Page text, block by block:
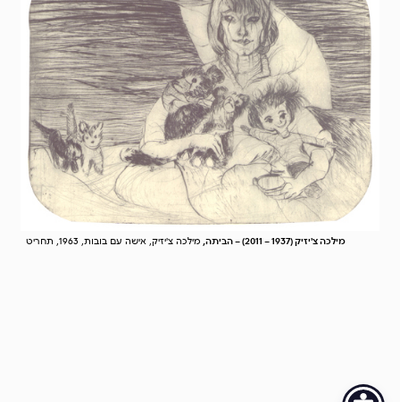
מילכה צ'יזיק (1937 – 2011) – הביתה, מילכה צ'יזיק, אישה עם בובות, 1963, תחריט